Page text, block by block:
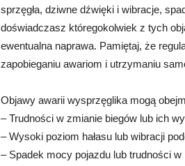
sprzęgła, dziwne dźwięki i wibracje,
doświadczasz któregokolwiek z tych
ewentualna naprawa. Pamiętaj, że
zapobieganiu awariom i utrzymaniu
Objawy awarii wysprzęglika mogą
– Trudności w zmianie biegów lub ich
– Wysoki poziom hałasu lub wibracji
– Spadek mocy pojazdu lub trudności